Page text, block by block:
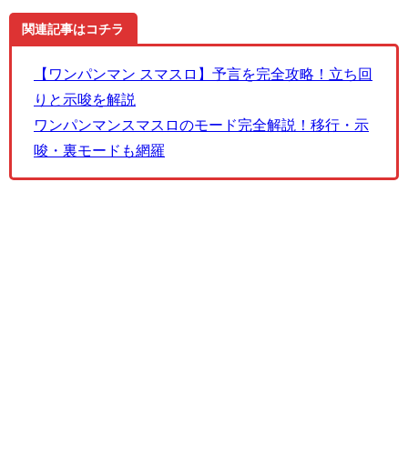
関連記事はコチラ
【ワンパンマン スマスロ】予言を完全攻略！立ち回
りと示唆を解説
ワンパンマンスマスロのモード完全解説！移行・示
唆・裏モードも網羅